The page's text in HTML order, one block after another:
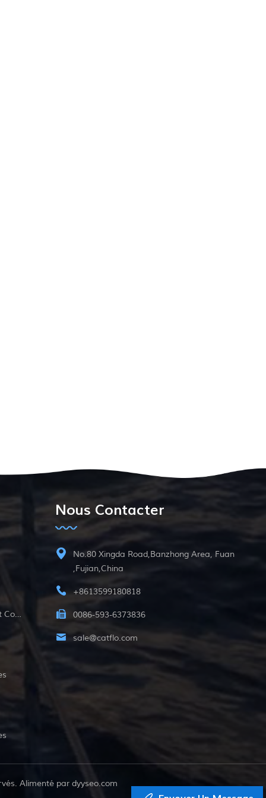
12v Pompe Submersible À Courant Continu
Nous Contacter
No.80 Xingda Road,Banzhong Area, Fuan
,Fujian,China
+8613599180818
0086-593-6373836
sale@catflo.com
Alimenté par dyyseo.com